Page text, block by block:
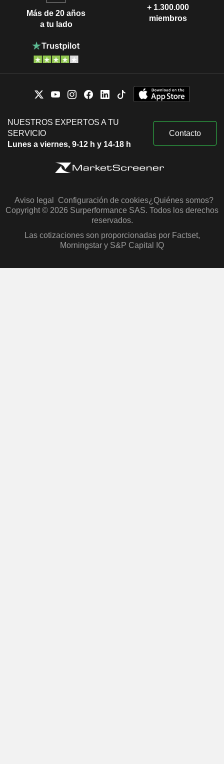
Más de 20 años
a tu lado
+ 1.300.000
miembros
NUESTROS EXPERTOS A TU
SERVICIO
Lunes a viernes, 9-12 h y 14-18 h
Contacto
Aviso legal Configuración de cookies¿Quiénes somos?
Copyright © 2026 Surperformance SAS. Todos los derechos
reservados.
Las cotizaciones son proporcionadas por Factset,
Morningstar y S&P Capital IQ